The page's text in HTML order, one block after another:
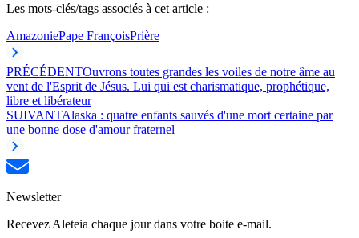
Les mots-clés/tags associés à cet article :
AmazoniePape FrançoisPrière
PRÉCÉDENTOuvrons toutes grandes les voiles de notre âme au
vent de l'Esprit de Jésus. Lui qui est charismatique, prophétique,
libre et libérateur
SUIVANTAlaska : quatre enfants sauvés d'une mort certaine par
une bonne dose d'amour fraternel
Newsletter
Recevez Aleteia chaque jour dans votre boite e-mail.